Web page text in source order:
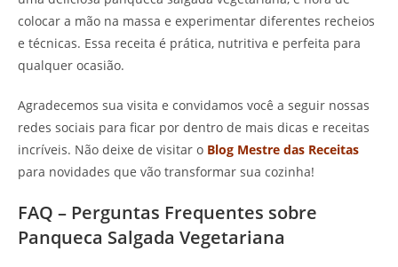
colocar a mão na massa e experimentar diferentes recheios
e técnicas. Essa receita é prática, nutritiva e perfeita para
qualquer ocasião.
Agradecemos sua visita e convidamos você a seguir nossas
redes sociais para ficar por dentro de mais dicas e receitas
incríveis. Não deixe de visitar o Blog Mestre das Receitas
para novidades que vão transformar sua cozinha!
FAQ – Perguntas Frequentes sobre
Panqueca Salgada Vegetariana